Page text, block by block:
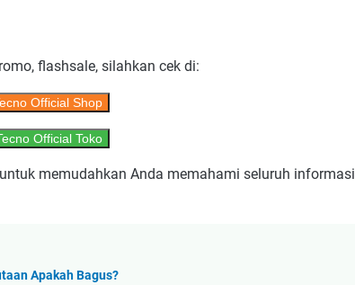
flashsale, silahkan cek di:
Official Shop
Official Toko
memudahkan Anda memahami seluruh informasi
Apakah Bagus?